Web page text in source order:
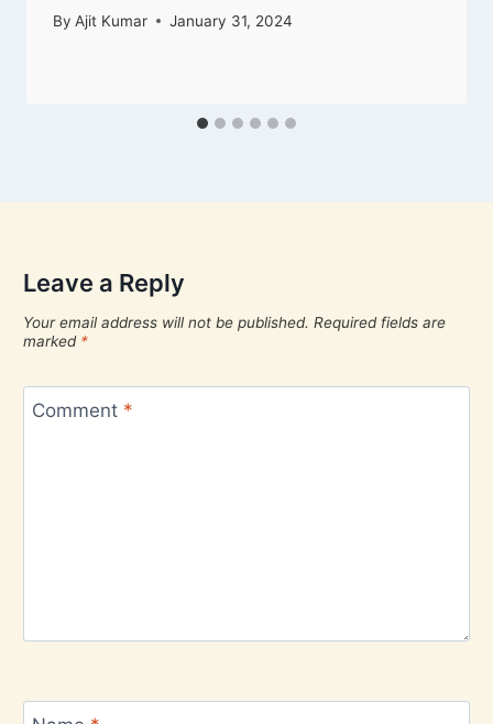
By Ajit Kumar January 31, 2024
Leave a Reply
Your email address will not be published. Required fields are
marked *
Comment *